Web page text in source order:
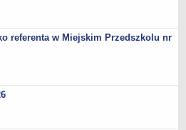
referenta w Miejskim Przedszkolu nr